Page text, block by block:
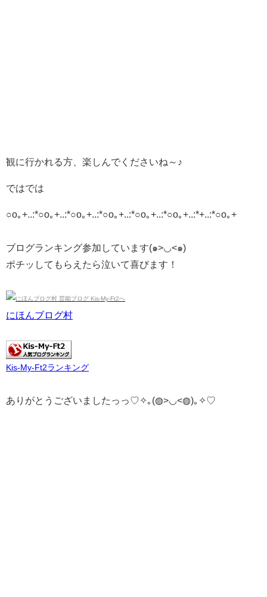
観に行かれる方、楽しんでくださいね～♪
ではでは
○o｡+..:*○o｡+..:*○o｡+..:*○o｡+..:*○o｡+..:*○o｡+..:*+..:*○o｡+
ブログランキング参加しています(๑>◡<๑)
ポチッしてもらえたら泣いて喜びます！
にほんブログ村
Kis-My-Ft2ランキング
ありがとうございましたっっ♡✧｡(◍>◡<◍)｡✧♡